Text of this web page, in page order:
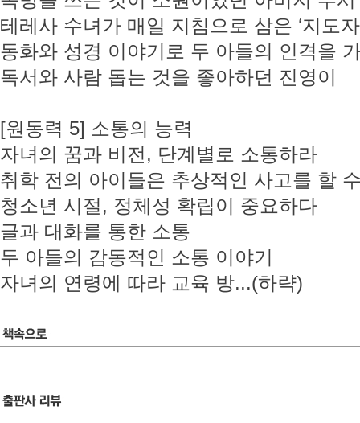
테레사 수녀가 매일 지침으로 삼은 ‘지도
동화와 성경 이야기로 두 아들의 인격을
독서와 사람 돕는 것을 좋아하던 진영이
[원동력 5] 소통의 능력
자녀의 꿈과 비전, 단계별로 소통하라
취학 전의 아이들은 추상적인 사고를 할
청소년 시절, 정체성 확립이 중요하다
글과 대화를 통한 소통
두 아들의 감동적인 소통 이야기
자녀의 연령에 따라 교육 방...(하략)